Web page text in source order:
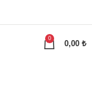
0
0,00 ₺